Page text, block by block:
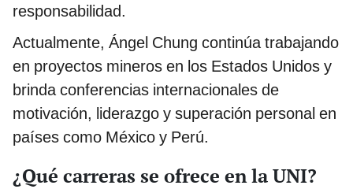
responsabilidad.
Actualmente, Ángel Chung continúa trabajando
en proyectos mineros en los Estados Unidos y
brinda conferencias internacionales de
motivación, liderazgo y superación personal en
países como México y Perú.
¿Qué carreras se ofrece en la UNI?